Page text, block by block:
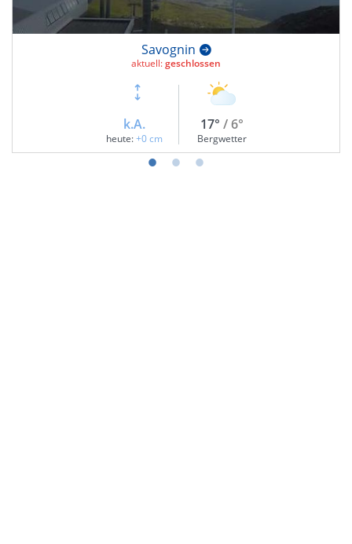
Savognin
aktuell:geschlossen
k.A.
heute: +0 cm
17° / 6°
Bergwetter